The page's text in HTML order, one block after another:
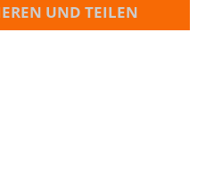
UND TEILEN